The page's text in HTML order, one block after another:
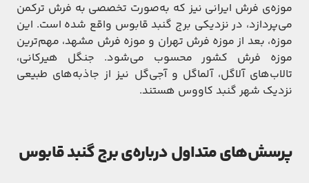
موزه‌ی فرش ایرانی نیز که به‌صورت تخصصی به فرش ترکمن
می‌پردازد، در نزدیکی برج گنبد قابوس واقع شده است. این
موزه، بعد از موزه فرش تهران و موزه فرش مشهد، مهم‌ترین
موزه فرش کشور محسوب می‌شود. جنگل هیرکانی،
تالاب‌های آلاگل، آلما‌گل و آجی‌گل نیز از جاذبه‌های طبیعی
نزدیک شهر گنبد کاووس هستند.
پرسش‌های متداول درباره‌ی برج گنبد قابوس